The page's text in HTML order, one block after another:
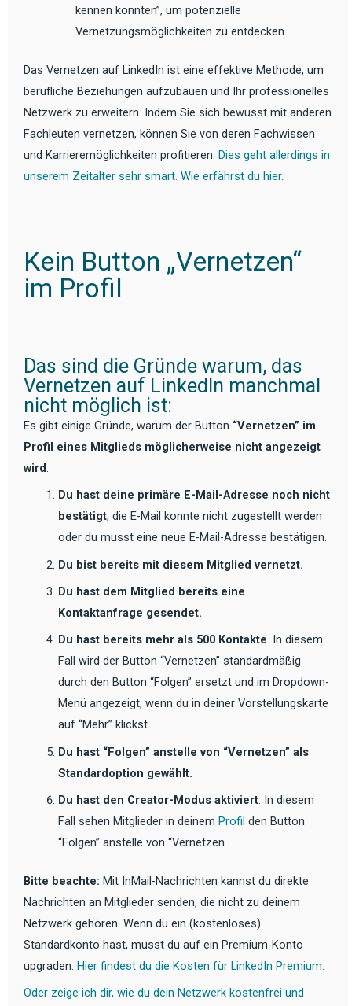
kennen könnten”, um potenzielle
Vernetzungsmöglichkeiten zu entdecken.
Das Vernetzen auf LinkedIn ist eine effektive Methode, um
berufliche Beziehungen aufzubauen und Ihr professionelles
Netzwerk zu erweitern. Indem Sie sich bewusst mit anderen
Fachleuten vernetzen, können Sie von deren Fachwissen
und Karrieremöglichkeiten profitieren. Dies geht allerdings in
unserem Zeitalter sehr smart. Wie erfährst du hier.
Kein Button „Vernetzen“
im Profil
Das sind die Gründe warum, das
Vernetzen auf LinkedIn manchmal
nicht möglich ist:
Es gibt einige Gründe, warum der Button “Vernetzen” im
Profil eines Mitglieds möglicherweise nicht angezeigt
wird:
Du hast deine primäre E-Mail-Adresse noch nicht
bestätigt, die E-Mail konnte nicht zugestellt werden
oder du musst eine neue E-Mail-Adresse bestätigen.
Du bist bereits mit diesem Mitglied vernetzt.
Du hast dem Mitglied bereits eine
Kontaktanfrage gesendet.
Du hast bereits mehr als 500 Kontakte. In diesem
Fall wird der Button “Vernetzen” standardmäßig
durch den Button “Folgen” ersetzt und im Dropdown-
Menü angezeigt, wenn du in deiner Vorstellungskarte
auf “Mehr” klickst.
Du hast “Folgen” anstelle von “Vernetzen” als
Standardoption gewählt.
Du hast den Creator-Modus aktiviert. In diesem
Fall sehen Mitglieder in deinem Profil den Button
“Folgen” anstelle von “Vernetzen.
Bitte beachte: Mit InMail-Nachrichten kannst du direkte
Nachrichten an Mitglieder senden, die nicht zu deinem
Netzwerk gehören. Wenn du ein (kostenloses)
Standardkonto hast, musst du auf ein Premium-Konto
upgraden. Hier findest du die Kosten für LinkedIn Premium.
Oder zeige ich dir, wie du dein Netzwerk kostenfrei und